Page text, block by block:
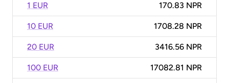
1 EUR 170.83 NPR
10 EUR 1708.28 NPR
20 EUR 3416.56 NPR
100 EUR 17082.81 NPR